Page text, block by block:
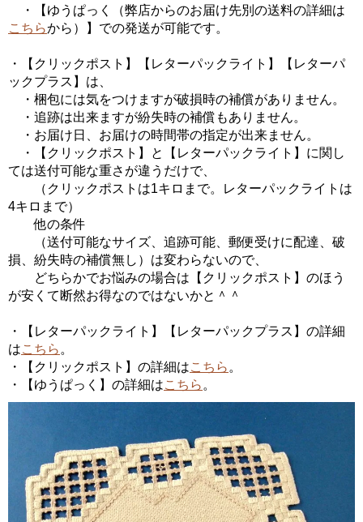
・【ゆうぱっく（弊店からのお届け先別の送料の詳細は
こちらから）】での発送が可能です。
・【クリックポスト】【レターパックライト】【レターパ
ックプラス】は、
・梱包には気をつけますが破損時の補償がありません。
・追跡は出来ますが紛失時の補償もありません。
・お届け日、お届けの時間帯の指定が出来ません。
・【クリックポスト】と【レターパックライト】に関し
ては送付可能な重さが違うだけで、
（クリックポストは1キロまで。レターパックライトは
4キロまで）
他の条件
（送付可能なサイズ、追跡可能、郵便受けに配達、破
損、紛失時の補償無し）は変わらないので、
どちらかでお悩みの場合は【クリックポスト】のほう
が安くて断然お得なのではないかと＾＾
・【レターパックライト】【レターパックプラス】の詳細
はこちら 。
・【クリックポスト】の詳細はこちら 。
・【ゆうぱっく】の詳細はこちら 。